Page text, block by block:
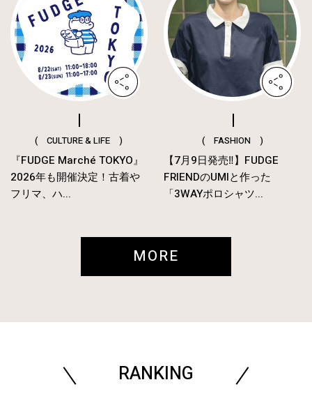
( CULTURE & LIFE )
『FUDGE Marché TOKYO』
2026年も開催決定！古着や
フリマ、ハ...
( FASHION )
【7月9日発売‼︎】FUDGE
FRIENDのUMIと作った
「3WAYポロシャツ...
MORE
RANKING